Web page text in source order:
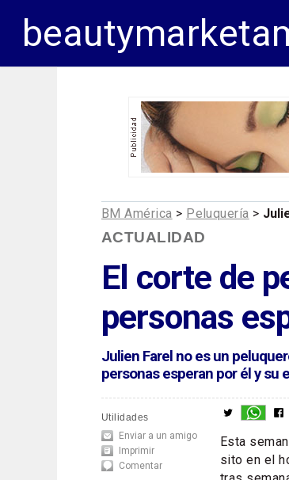
BM América > Peluquería >
ACTUALIDAD
El corte de
personas
Julien Farel no es un
personas esperan por él y su
Utilidades
Enviar a un amigo
Imprimir
Comentar
Esta
sito en el